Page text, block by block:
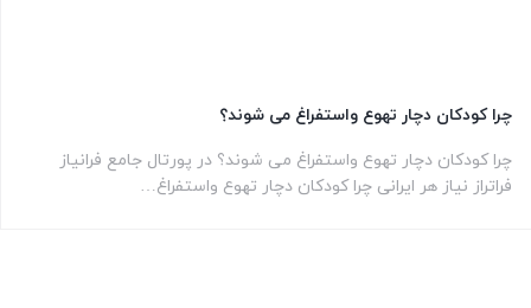
چرا کودکان دچار تهوع واستفراغ می شوند؟
چرا کودکان دچار تهوع واستفراغ می شوند؟ در پورتال جامع فرانیاز
فراتراز نیاز هر ایرانی چرا کودکان دچار تهوع واستفراغ…